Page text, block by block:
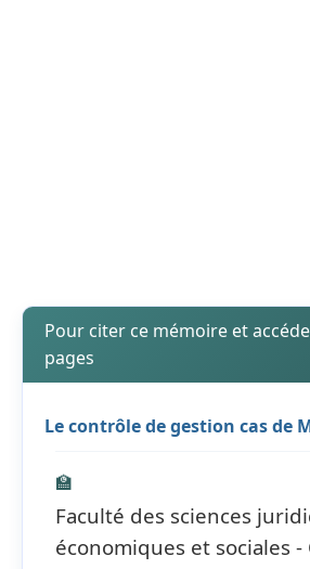
Pour citer ce mémoire et
pages
Le contrôle de gestion cas de
🏫
Faculté des sciences
économiques et sociales